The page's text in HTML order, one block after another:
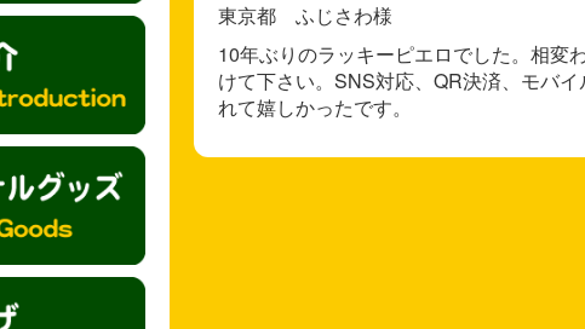
東京都 ふじさわ様
10年ぶりのラッキーピエロでした。相変
けて下さい。SNS対応、QR決済、モバ
れて嬉しかったです。